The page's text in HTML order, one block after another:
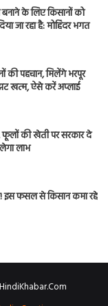
के लिए किसानों को
जा रहा है: मोहिंदर भगत
की पहचान, मिलेंगे भरपूर
खत्म, ऐसे करें अप्लाई
की खेती पर सरकार दे
लाभ
इस फसल से किसान कमा रहे